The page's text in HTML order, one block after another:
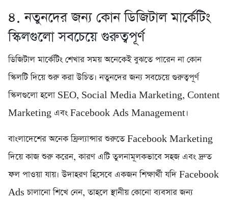
৪. নতুনদের জন্য কোন ডিজিটাল মার্কেটিং
স্কিলগুলো সবচেয়ে গুরুত্বপূর্ণ
ডিজিটাল মার্কেটিং শেখার সময় অনেকেই বুঝতে পারেন না কোন
স্কিলটি দিয়ে শুরু করা উচিত। নতুনদের জন্য সবচেয়ে গুরুত্বপূর্ণ
স্কিলগুলো হলো SEO, Social Media Marketing, Content
Marketing এবং Facebook Ads Management।
বাংলাদেশের অনেক ফ্রিল্যান্সার শুরুতে Facebook Marketing
দিয়ে কাজ শুরু করেন, কারণ এটি তুলনামূলকভাবে সহজ এবং দ্রুত
ফল পাওয়া যায়। উদাহরণ হিসেবে একজন শিক্ষার্থী যদি Facebook
Ads চালানো শিখে নেন, তাহলে স্থানীয় কোনো ব্যবসার জন্য